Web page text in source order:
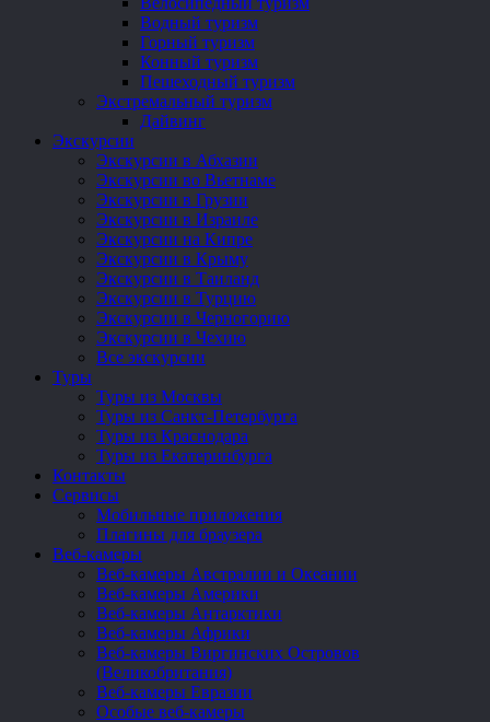
Водный туризм
Горный туризм
Конный туризм
Пешеходный туризм
Экстремальный туризм
Дайвинг
Экскурсии
Экскурсии в Абхазии
Экскурсии во Вьетнаме
Экскурсии в Грузии
Экскурсии в Израиле
Экскурсии на Кипре
Экскурсии в Крыму
Экскурсии в Таиланд
Экскурсии в Турцию
Экскурсии в Черногорию
Экскурсии в Чехию
Все экскурсии
Туры
Туры из Москвы
Туры из Санкт-Петербурга
Туры из Краснодара
Туры из Екатеринбурга
Контакты
Сервисы
Мобильные приложения
Плагины для браузера
Веб-камеры
Веб-камеры Австралии и Океании
Веб-камеры Америки
Веб-камеры Антарктики
Веб-камеры Африки
Веб-камеры Виргинских Островов
(Великобритания)
Веб-камеры Евразии
Особые веб-камеры